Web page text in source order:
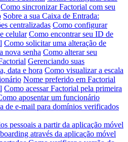
Como sincronizar Factorial com seu
Sobre a sua Caixa de Entrada:
centralizadas Como configurar
celular Como encontrar seu ID de
Como solicitar uma alteração de
nova senha Como alterar seu
Gerenciando suas
data e hora Como visualizar a escala
Nome preferido em Factorial
Como acessar Factorial pela primeira
aposentar um funcionário
de e-mail para domínios verificados
pessoais a partir da aplicação móvel
através da aplicação móvel